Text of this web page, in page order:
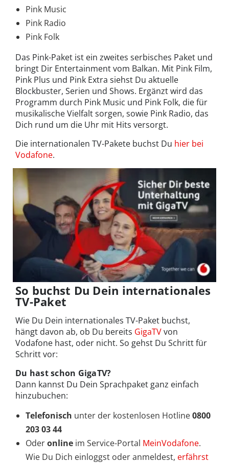
Pink Music
Pink Radio
Pink Folk
Das Pink-Paket ist ein zweites serbisches Paket und
bringt Dir Entertainment vom Balkan. Mit Pink Film,
Pink Plus und Pink Extra siehst Du aktuelle
Blockbuster, Serien und Shows. Ergänzt wird das
Programm durch Pink Music und Pink Folk, die für
musikalische Vielfalt sorgen, sowie Pink Radio, das
Dich rund um die Uhr mit Hits versorgt.
Die internationalen TV-Pakete buchst Du hier bei
Vodafone.
So buchst Du Dein internationales
TV-Paket
Wie Du Dein internationales TV-Paket buchst,
hängt davon ab, ob Du bereits GigaTVvon
Vodafone hast, oder nicht. So gehst Du Schritt für
Schritt vor:
Du hast schon GigaTV?
Dann kannst Du Dein Sprachpaket ganz einfach
hinzubuchen:
Telefonisch unter der kostenlosen Hotline0800
203 03 44
Oderonline im Service-Portal MeinVodafone.
Wie Du Dich einloggst oder anmeldest, erfährst